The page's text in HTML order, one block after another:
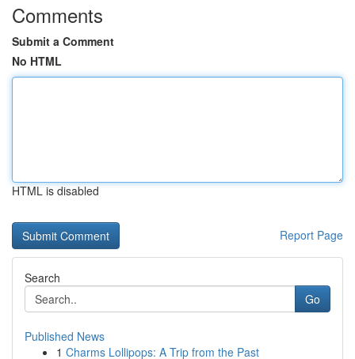
Comments
Submit a Comment
No HTML
HTML is disabled
Report Page
Search
Go
Published News
1 Charms Lollipops: A Trip from the Past